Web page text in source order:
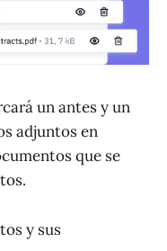
un antes y un
adjuntos en
que se
y sus